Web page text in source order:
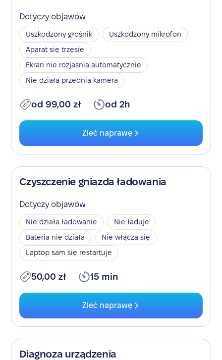
Dotyczy objawów
Uszkodzony głośnik
Uszkodzony mikrofon
Aparat się trzęsie
Ekran nie rozjaśnia automatycznie
Nie działa przednia kamera
od 99,00 zł od 2h
Zleć naprawę
Czyszczenie gniazda ładowania
Dotyczy objawów
Nie działa ładowanie
Nie ładuje
Bateria nie działa
Nie włącza się
Laptop sam się restartuje
50,00 zł 15 min
Zleć naprawę
Diagnoza urządzenia